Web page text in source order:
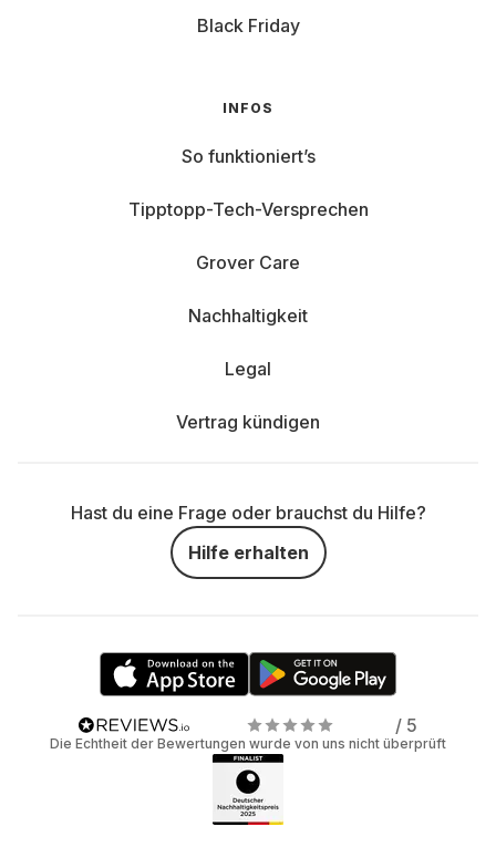
Black Friday
INFOS
So funktioniert’s
Tipptopp-Tech-Versprechen
Grover Care
Nachhaltigkeit
Legal
Vertrag kündigen
Hast du eine Frage oder brauchst du Hilfe?
Hilfe erhalten
/ 5
Die Echtheit der Bewertungen wurde von uns nicht überprüft